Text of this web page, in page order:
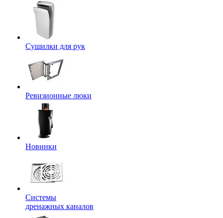
Сушилки для рук
Ревизионные люки
Новинки
Системы
дренажных каналов